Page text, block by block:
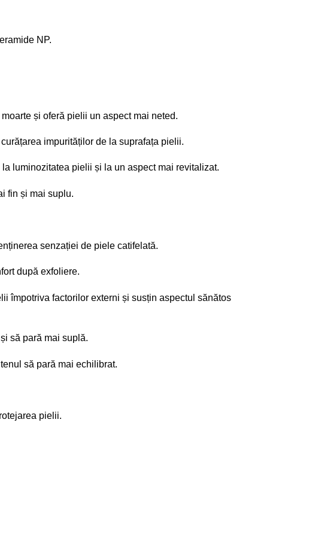
NP.
și oferă pielii un aspect mai neted.
impurităților de la suprafața pielii.
luminozitatea pielii și la un aspect mai revitalizat.
fin și mai suplu.
senzației de piele catifelată.
după exfoliere.
împotriva factorilor externi și susțin aspectul sănătos
să pară mai suplă.
să pară mai echilibrat.
pielii.